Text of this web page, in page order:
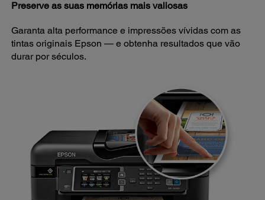
Preserve as suas memórias mais valiosas
Garanta alta performance e impressões vívidas com as
tintas originais Epson — e obtenha resultados que vão
durar por séculos.